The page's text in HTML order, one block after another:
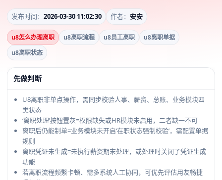
发布时间： 2026-03-30 11:02:30 作者： 安安
u8怎么办理离职 u8离职流程 u8员工离职
u8离职单据
u8离职状态
先做判断
U8离职非单点操作，需同步校验人事、薪资、总账、业务模块四
类状态
‘离职处理’按钮置灰=权限缺失或HR模块未启用，二者缺一不可
离职后仍能制单=业务模块未开启‘在职状态强制校验’，需配置单据
规则
离职凭证未生成=未执行薪资期末处理，或处理时关闭了凭证生成
功能
若离职流程频繁卡顿、需多系统人工协同，可优先评估用友畅捷